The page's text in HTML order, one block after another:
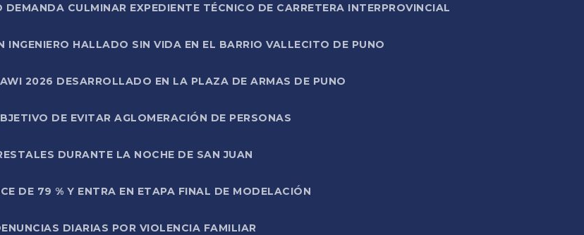
CULMINAR EXPEDIENTE TÉCNICO DE CARRETERA INTERPROVINCIAL
HALLADO SIN VIDA EN EL BARRIO VALLECITO DE PUNO
2026 DESARROLLADO EN LA PLAZA DE ARMAS DE PUNO
DE EVITAR AGLOMERACIÓN DE PERSONAS
DURANTE LA NOCHE DE SAN JUAN
DE 79 % Y ENTRA EN ETAPA FINAL DE MODELACIÓN
DIARIAS POR VIOLENCIA FAMILIAR